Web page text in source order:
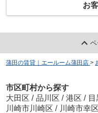
お
蒲田の賃貸｜エールーム蒲田店 >
市区町村から探す
大田区 / 品川区 / 港区 /
川崎市川崎区 / 川崎市幸区